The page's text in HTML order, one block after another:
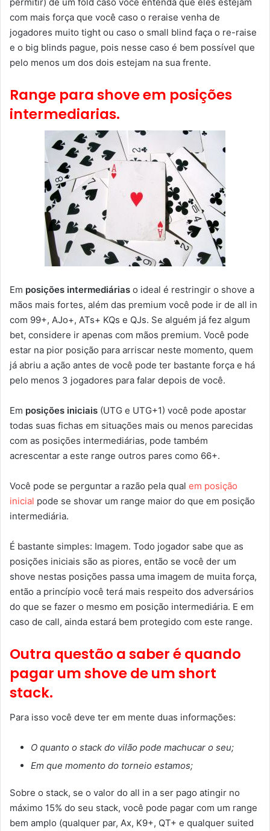
com mais força que você caso o reraise venha de
jogadores muito tight ou caso o small blind faça o re-raise
e o big blinds pague, pois nesse caso é bem possível que
pelo menos um dos dois estejam na sua frente.
Range para shove em posições
intermediarias.
Em posições intermediárias o ideal é restringir o shove a
mãos mais fortes, além das premium você pode ir de all in
com 99+, AJo+, ATs+ KQs e QJs. Se alguém já fez algum
bet, considere ir apenas com mãos premium. Você pode
estar na pior posição para arriscar neste momento, quem
já abriu a ação antes de você pode ter bastante força e há
pelo menos 3 jogadores para falar depois de você.
Em posições iniciais (UTG e UTG+1) você pode apostar
todas suas fichas em situações mais ou menos parecidas
com as posições intermediárias, pode também
acrescentar a este range outros pares como 66+.
Você pode se perguntar a razão pela qual em posição
inicial pode se shovar um range maior do que em posição
intermediária.
É bastante simples: Imagem. Todo jogador sabe que as
posições iniciais são as piores, então se você der um
shove nestas posições passa uma imagem de muita força,
então a princípio você terá mais respeito dos adversários
do que se fazer o mesmo em posição intermediária. E em
caso de call, ainda estará bem protegido com este range.
Outra questão a saber é quando
pagar um shove de um short
stack.
Para isso você deve ter em mente duas informações:
O quanto o stack do vilão pode machucar o seu;
Em que momento do torneio estamos;
Sobre o stack, se o valor do all in a ser pago atingir no
máximo 15% do seu stack, você pode pagar com um range
bem amplo (qualquer par, Ax, K9+, QT+ e qualquer suited